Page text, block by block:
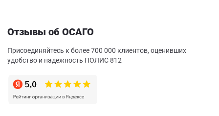
Отзывы об ОСАГО
Присоединяйтесь к более 700 000 клиентов, оценивших
удобство и надежность ПОЛИС 812